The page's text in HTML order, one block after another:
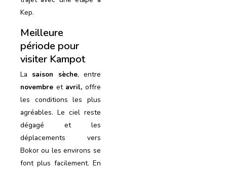
Kep.
Meilleure
période pour
visiter Kampot
La saison sèche, entre
novembre et avril, offre
les conditions les plus
agréables. Le ciel reste
dégagé et les
déplacements vers
Bokor ou les environs se
font plus facilement. En